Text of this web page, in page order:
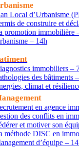
Local d’Urbanisme
de construire et
promotion immobilière
– 14h
immobiliers –
des bâtiments
climat et
en agence
des conflits en
et motiver son
méthode DISC en
d’équipe –